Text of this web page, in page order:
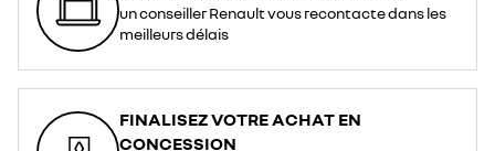
un conseiller Renault vous recontacte dans les
meilleurs délais
FINALISEZ VOTRE ACHAT EN
CONCESSION